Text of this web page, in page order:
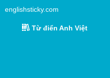
englishsticky.com
Từ điển Anh Việt